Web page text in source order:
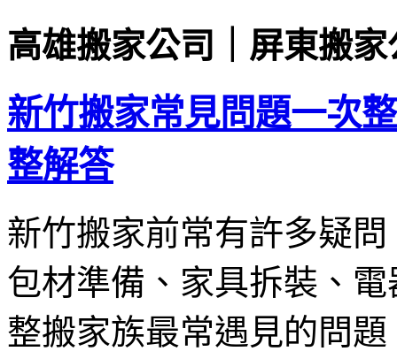
高雄搬家公司｜屏東搬家
新竹搬家常見問題一次
整解答
新竹搬家前常有許多疑
包材準備、家具拆裝、
整搬家族最常遇見的問